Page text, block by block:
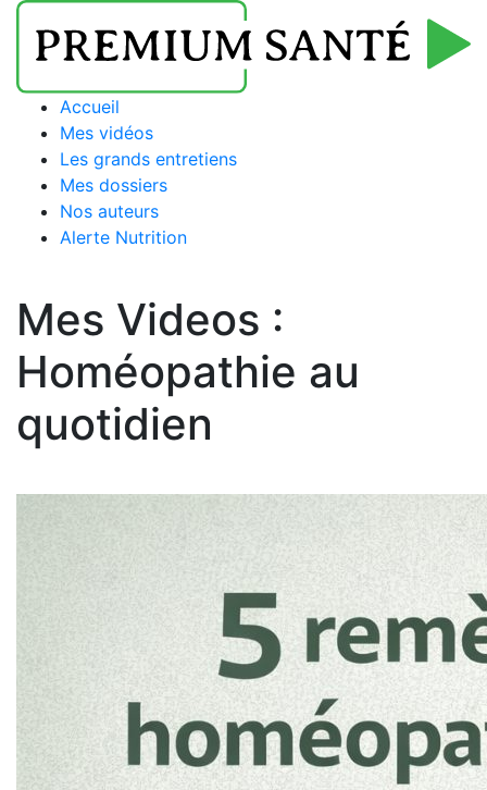
Accueil
Mes vidéos
Les grands entretiens
Mes dossiers
Nos auteurs
Alerte Nutrition
Mes Videos :
Homéopathie au
quotidien